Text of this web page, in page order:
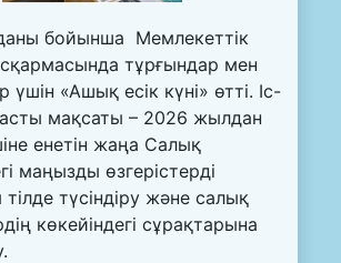
бойынша Мемлекеттік
тұрғындар мен
үшін «Ашық есік күні» өтті. Іс-
мақсаты – 2026 жылдан
енетін жаңа Салық
маңызды өзгерістерді
түсіндіру және салық
көкейіндегі сұрақтарына